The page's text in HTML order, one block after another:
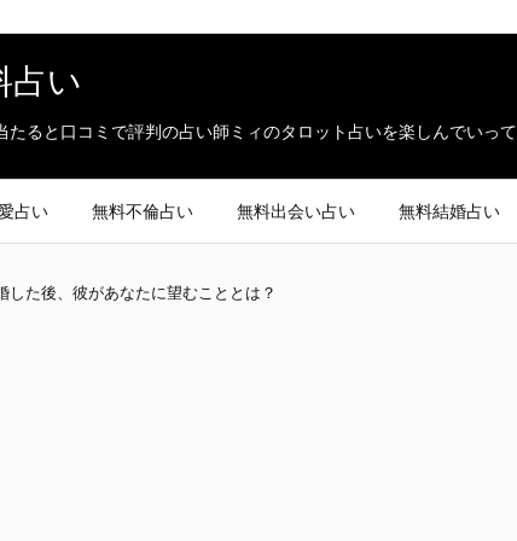
占い
ると口コミで評判の占い師ミィのタロット占いを楽しんでいって
占い 無料不倫占い 無料出会い占い 無料結婚占い
した後、彼があなたに望むこととは？